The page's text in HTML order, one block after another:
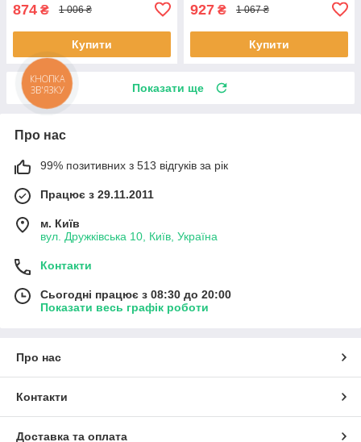
874 ₴ 1 006 ₴
Купити
927 ₴ 1 067 ₴
Купити
Показати ще
Про нас
99% позитивних з 513 відгуків за рік
Працює з 29.11.2011
м. Київ
вул. Дружківська 10, Київ, Україна
Контакти
Сьогодні працює з 08:30 до 20:00
Показати весь графік роботи
Про нас
Контакти
Доставка та оплата
КНОПКА
ЗВ'ЯЗКУ